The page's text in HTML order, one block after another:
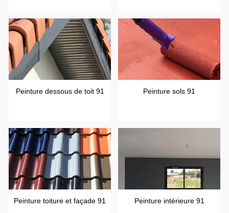
Peinture dessous de toit 91 Peinture sols 91
Peinture toiture et façade 91 Peinture intérieure 91